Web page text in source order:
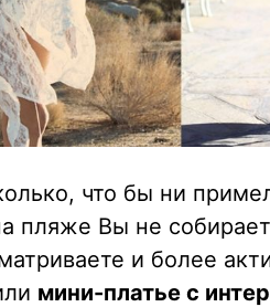
что бы ни
пляже Вы не
и более
мини-платье с